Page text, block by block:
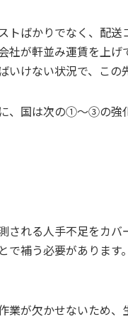
トばかりでなく、配
社が軒並み運賃を上
いけない状況で、この
、国は次の①～③の強
される人手不足をカ
で補う必要がありま
業が欠かせないため